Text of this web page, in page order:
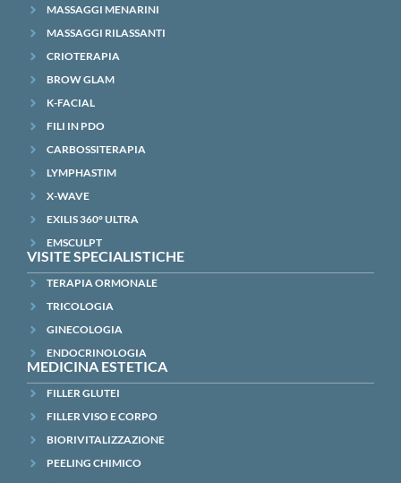
MASSAGGI MENARINI
MASSAGGI RILASSANTI
CRIOTERAPIA
BROW GLAM
K-FACIAL
FILI IN PDO
CARBOSSITERAPIA
LYMPHASTIM
X-WAVE
EXILIS 360° ULTRA
EMSCULPT
VISITE SPECIALISTICHE
TERAPIA ORMONALE
TRICOLOGIA
GINECOLOGIA
ENDOCRINOLOGIA
MEDICINA ESTETICA
FILLER GLUTEI
FILLER VISO E CORPO
BIORIVITALIZZAZIONE
PEELING CHIMICO